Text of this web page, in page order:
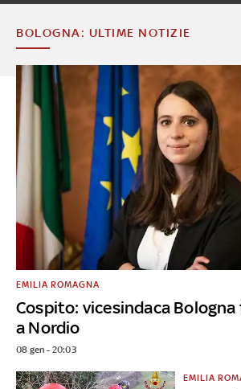
BOLOGNA: ULTIME NOTIZIE
Cospito: vicesindaca
a Nordio
EMILIA ROMAGNA
08 gen - 20:03
EMILIA